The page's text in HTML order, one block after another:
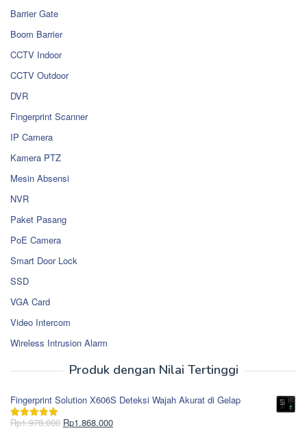
Barrier Gate
Boom Barrier
CCTV Indoor
CCTV Outdoor
DVR
Fingerprint Scanner
IP Camera
Kamera PTZ
Mesin Absensi
NVR
Paket Pasang
PoE Camera
Smart Door Lock
SSD
VGA Card
Video Intercom
Wireless Intrusion Alarm
Produk dengan Nilai Tertinggi
Fingerprint Solution X606S Deteksi Wajah Akurat di Gelap
Dinilai5.00
Rp1.978.000 Harga
Rp1.868.000Harga